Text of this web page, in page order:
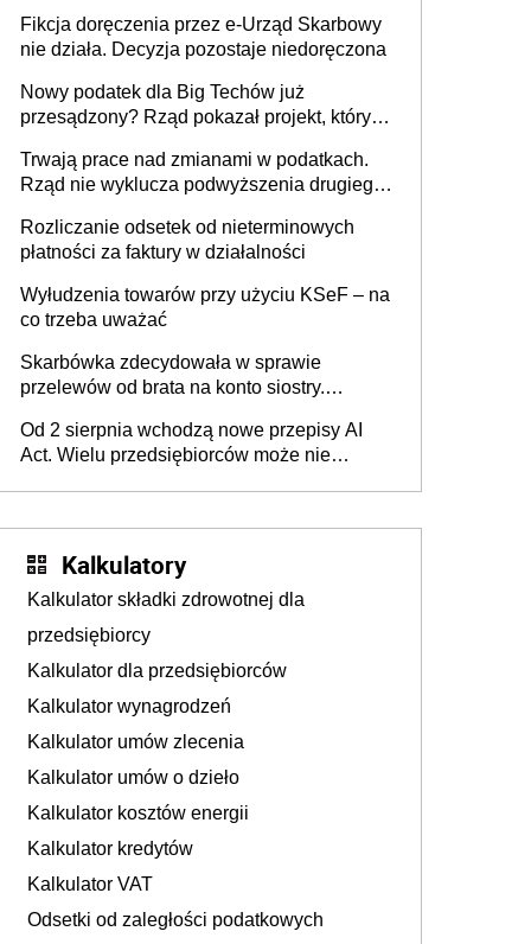
Fikcja doręczenia przez e-Urząd Skarbowy
nie działa. Decyzja pozostaje niedoręczona
Nowy podatek dla Big Techów już
przesądzony? Rząd pokazał projekt, który
Trwają prace nad zmianami w podatkach.
Rząd nie wyklucza podwyższenia drugiego
Rozliczanie odsetek od nieterminowych
płatności za faktury w działalności
Wyłudzenia towarów przy użyciu KSeF – na
co trzeba uważać
Skarbówka zdecydowała w sprawie
przelewów od brata na konto siostry.
darowizna, ale podatku jednak nie będzie
Od 2 sierpnia wchodzą nowe przepisy AI
Act. Wielu przedsiębiorców może nie
Kalkulatory
Kalkulator składki zdrowotnej dla
przedsiębiorcy
Kalkulator dla przedsiębiorców
Kalkulator wynagrodzeń
Kalkulator umów zlecenia
Kalkulator umów o dzieło
Kalkulator kosztów energii
Kalkulator kredytów
Kalkulator VAT
Odsetki od zaległości podatkowych